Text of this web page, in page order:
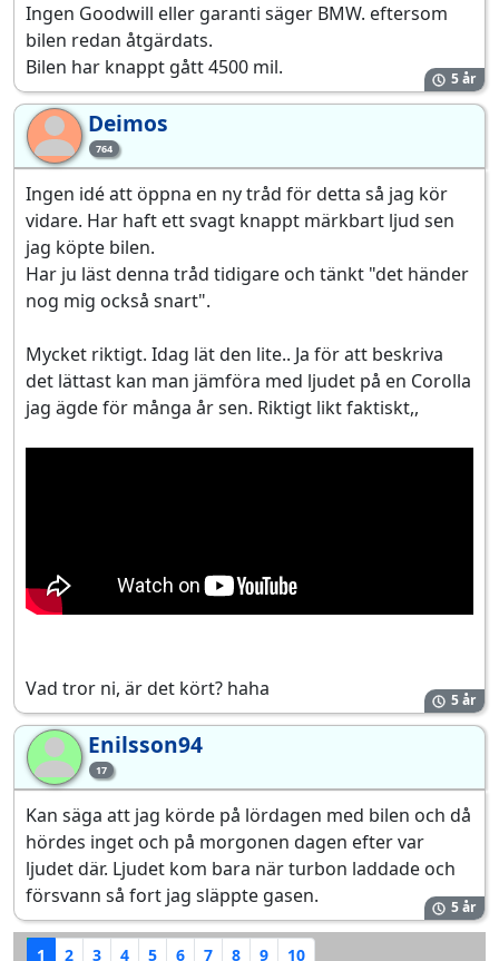
Ingen Goodwill eller garanti säger BMW. eftersom
bilen redan åtgärdats.
Bilen har knappt gått 4500 mil.
5 år
De 764
Deimos
Ingen idé att öppna en ny tråd för detta så jag kör
vidare. Har haft ett svagt knappt märkbart ljud sen
jag köpte bilen.
Har ju läst denna tråd tidigare och tänkt "det händer
nog mig också snart".
Mycket riktigt. Idag lät den lite.. Ja för att beskriva
det lättast kan man jämföra med ljudet på en Corolla
jag ägde för många år sen. Riktigt likt faktiskt,,
Vad tror ni, är det kört? haha 5 år
En 17
Enilsson94
Kan säga att jag körde på lördagen med bilen och då
hördes inget och på morgonen dagen efter var
ljudet där. Ljudet kom bara när turbon laddade och
försvann så fort jag släppte gasen.
5 år
1 2 3 4 5 6 7 8 9 10